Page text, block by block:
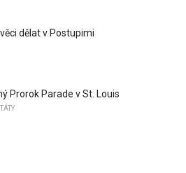
dělat v Postupimi
Prorok Parade v St. Louis